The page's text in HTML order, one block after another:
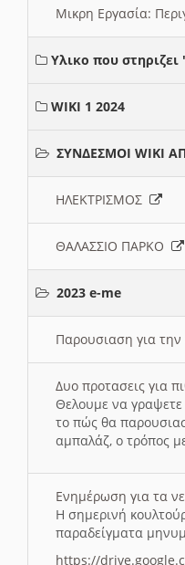
Μικρη Εργασία:
Υλικο που
WIKI 1 2024
ΣΥΝΔΕΣΜΟΙ WIKI
ΗΛΕΚΤΡΙΣΜΟΣ
ΘΑΛΑΣΣΙΟ ΠΑΡΚΟ
2023 e-me
Παρουσιαση για την
Δυο προτασεις για
Θελουμε να γραψετε
το πώς θα
αμπαλάζ, ο τρόπος
Ενημέρωση για τα
Η σημερινή
παραδείγματα
https://